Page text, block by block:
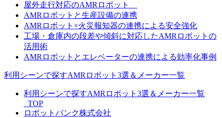
屋外走行対応のAMRロボット
AMRロボットと生産設備の連携
AMRロボット×火災報知器の連携による安全強化
工場・倉庫内の段差や傾斜に対応したAMRロボットの
活用術
AMRロボットとエレベーターの連携による効率化事例
利用シーンで探すAMRロボット3選＆メーカー一覧
利用シーンで探すAMRロボット3選＆メーカー一覧
_TOP
ロボットバンク株式会社